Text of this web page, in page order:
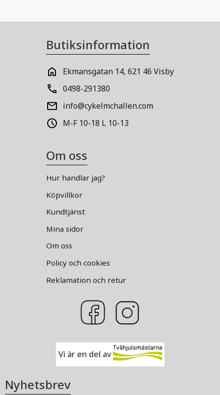
Butiksinformation
Ekmansgatan 14, 621 46 Visby
0498-291380
info@cykelmchallen.com
M-F 10-18 L 10-13
Om oss
Hur handlar jag?
Köpvillkor
Kundtjänst
Mina sidor
Om oss
Policy och cookies
Reklamation och retur
Vi är en del av
Nyhetsbrev